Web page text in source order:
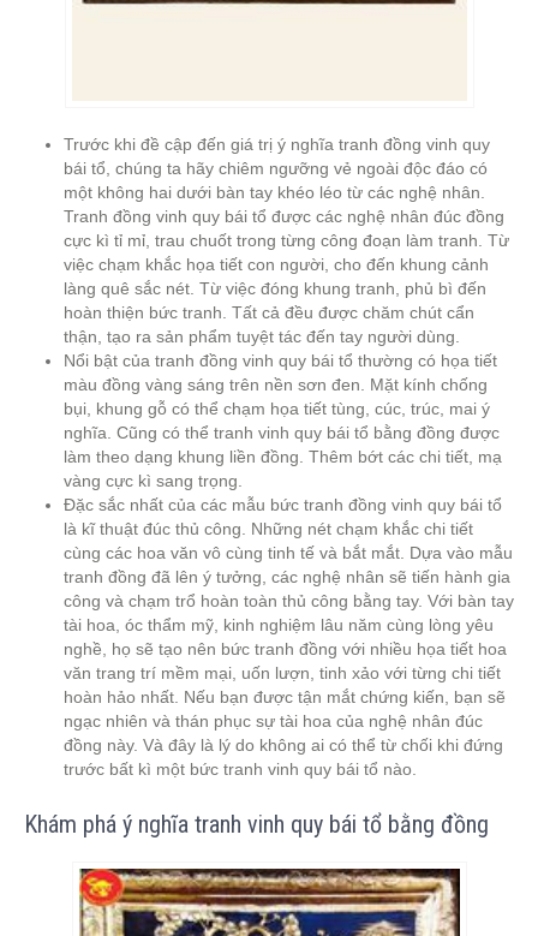
Trước khi đề cập đến giá trị ý nghĩa tranh đồng vinh quy
bái tổ, chúng ta hãy chiêm ngưỡng vẻ ngoài độc đáo có
một không hai dưới bàn tay khéo léo từ các nghệ nhân.
Tranh đồng vinh quy bái tổ được các nghệ nhân đúc đồng
cực kì tỉ mỉ, trau chuốt trong từng công đoạn làm tranh. Từ
việc chạm khắc họa tiết con người, cho đến khung cảnh
làng quê sắc nét. Từ việc đóng khung tranh, phủ bì đến
hoàn thiện bức tranh. Tất cả đều được chăm chút cẩn
thận, tạo ra sản phẩm tuyệt tác đến tay người dùng.
Nổi bật của tranh đồng vinh quy bái tổ thường có họa tiết
màu đồng vàng sáng trên nền sơn đen. Mặt kính chống
bụi, khung gỗ có thể chạm họa tiết tùng, cúc, trúc, mai ý
nghĩa. Cũng có thể tranh vinh quy bái tổ bằng đồng được
làm theo dạng khung liền đồng. Thêm bớt các chi tiết, mạ
vàng cực kì sang trọng.
Đặc sắc nhất của các mẫu bức tranh đồng vinh quy bái tổ
là kĩ thuật đúc thủ công. Những nét chạm khắc chi tiết
cùng các hoa văn vô cùng tinh tế và bắt mắt. Dựa vào mẫu
tranh đồng đã lên ý tưởng, các nghệ nhân sẽ tiến hành gia
công và chạm trổ hoàn toàn thủ công bằng tay. Với bàn tay
tài hoa, óc thẩm mỹ, kinh nghiệm lâu năm cùng lòng yêu
nghề, họ sẽ tạo nên bức tranh đồng với nhiều họa tiết hoa
văn trang trí mềm mại, uốn lượn, tinh xảo với từng chi tiết
hoàn hảo nhất. Nếu bạn được tận mắt chứng kiến, bạn sẽ
ngạc nhiên và thán phục sự tài hoa của nghệ nhân đúc
đồng này. Và đây là lý do không ai có thể từ chối khi đứng
trước bất kì một bức tranh vinh quy bái tổ nào.
Khám phá ý nghĩa tranh vinh quy bái tổ bằng đồng